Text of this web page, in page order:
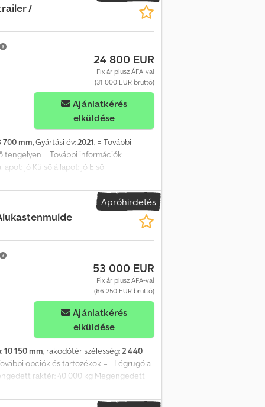
/
24 800 EUR
Fix ár plusz ÁFA-val
(31 000 EUR bruttó)
Ajánlatkérés
elküldése
700 mm, Gyártási év:2021, = További
tengelyen = További információk =
jó Külső állapot: jó Első
30 Első gumiabroncsok mérete:
kérjük, vegye fel a kapcsolatot a
Apróhirdetés
53 000 EUR
Fix ár plusz ÁFA-val
(66 250 EUR bruttó)
Ajánlatkérés
elküldése
10 150 mm, rakodótér szélesség:2 440
opciók és tartozékok = - Légrugó a
raktér: 40 000 kg Megengedett
Hátsó gumik állapota: 30 Chjdpfezp Ut
További információkért forduljon a Lastas